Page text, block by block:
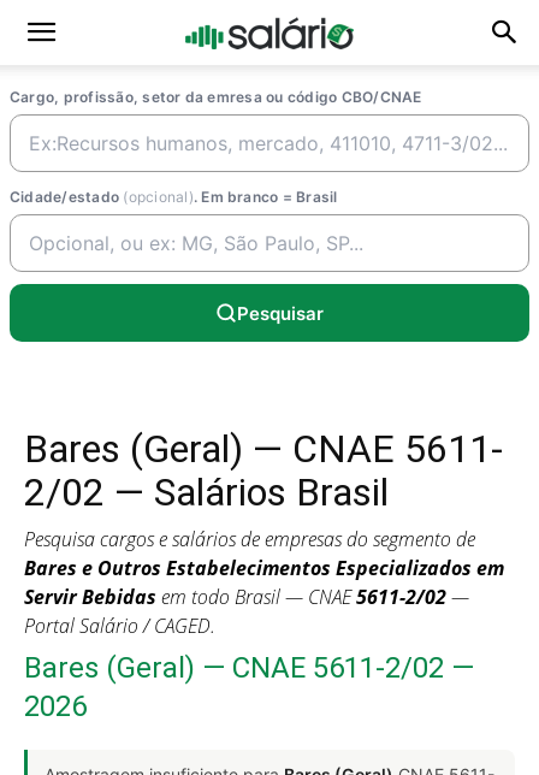
Cargo, profissão, setor da emresa ou código CBO/CNAE
Cidade/estado (opcional). Em branco = Brasil
Pesquisar
Bares (Geral) — CNAE 5611-
2/02 — Salários Brasil
Pesquisa cargos e salários de empresas do segmento de
Bares e Outros Estabelecimentos Especializados em
Servir Bebidas em todo Brasil — CNAE5611-2/02—
Portal Salário / CAGED.
Bares (Geral) — CNAE 5611-2/02 —
2026